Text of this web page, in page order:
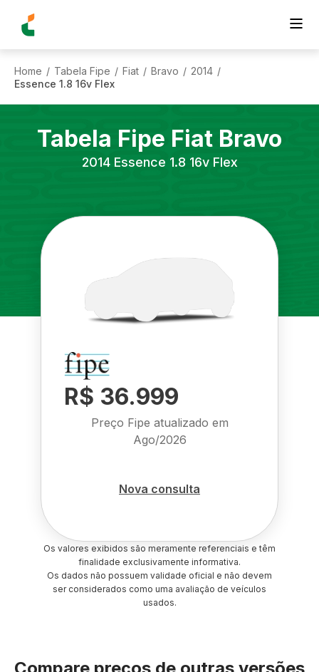
Home / Tabela Fipe / Fiat / Bravo / 2014 /
Essence 1.8 16v Flex
Tabela Fipe Fiat Bravo
2014 Essence 1.8 16v Flex
R$ 36.999
Preço Fipe atualizado em
Ago/2026
Nova consulta
Os valores exibidos são meramente referenciais e têm
finalidade exclusivamente informativa.
Os dados não possuem validade oficial e não devem
ser considerados como uma avaliação de veículos
usados.